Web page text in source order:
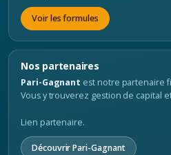
Voir les formules
Nos partenaires
Pari-Gagnant est notre partenaire
Vous y trouverez gestion de capital
Lien partenaire.
Découvrir Pari-Gagnant